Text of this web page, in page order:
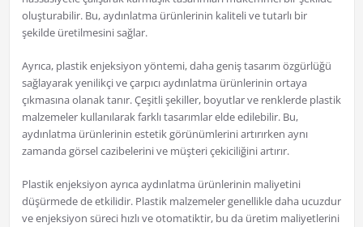
oluşturabilir. Bu, aydınlatma ürünlerinin kaliteli ve tutarlı bir
şekilde üretilmesini sağlar.
Ayrıca, plastik enjeksiyon yöntemi, daha geniş tasarım özgürlüğü
sağlayarak yenilikçi ve çarpıcı aydınlatma ürünlerinin ortaya
çıkmasına olanak tanır. Çeşitli şekiller, boyutlar ve renklerde plastik
malzemeler kullanılarak farklı tasarımlar elde edilebilir. Bu,
aydınlatma ürünlerinin estetik görünümlerini artırırken aynı
zamanda görsel cazibelerini ve müşteri çekiciliğini artırır.
Plastik enjeksiyon ayrıca aydınlatma ürünlerinin maliyetini
düşürmede de etkilidir. Plastik malzemeler genellikle daha ucuzdur
ve enjeksiyon süreci hızlı ve otomatiktir, bu da üretim maliyetlerini